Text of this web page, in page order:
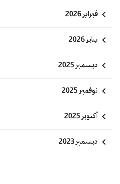
فبراير 2026
يناير 2026
ديسمبر 2025
نوفمبر 2025
أكتوبر 2025
ديسمبر 2023